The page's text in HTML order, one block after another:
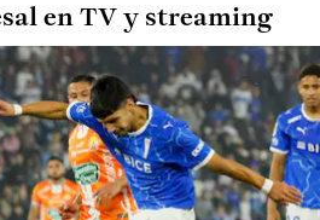
en TV y streaming